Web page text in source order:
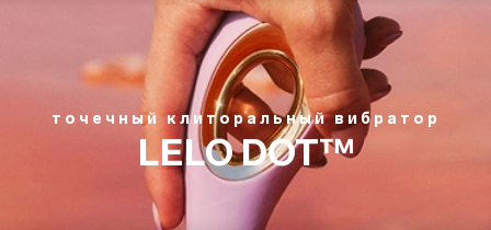
точечный клиторальный вибратор
LELO DOT™